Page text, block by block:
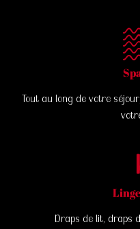
Tout au long de votre
Draps de lit, draps